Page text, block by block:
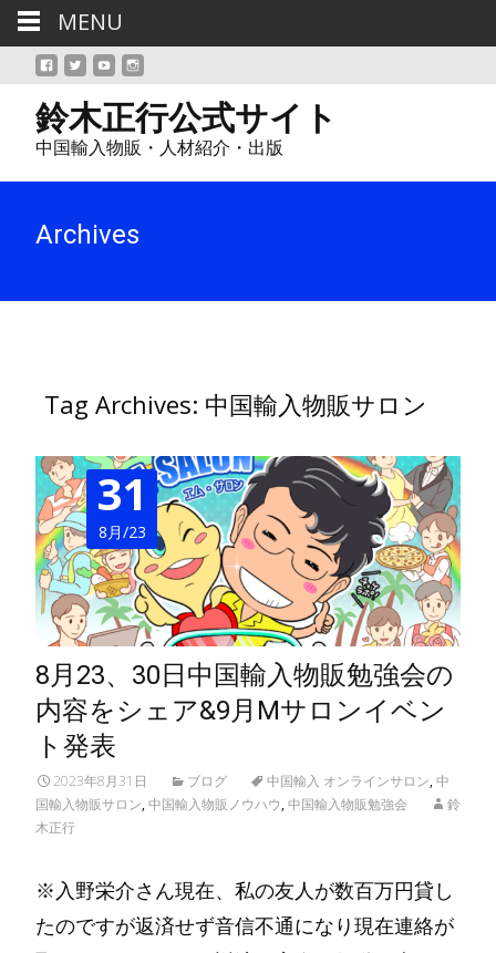
鈴木正行公式サイト
中国輸入物販・人材紹介・出版
Archives
Tag Archives: 中国輸入物販サロン
31
8月/23
8月23、30日中国輸入物販勉強会の
内容をシェア&9月Mサロンイベン
ト発表
2023年8月31日 ブログ 中国輸入 オンラインサロン,中
国輸入物販サロン,中国輸入物販ノウハウ,中国輸入物販勉強会
鈴
木正行
※入野栄介さん現在、私の友人が数百万円貸し
たのですが返済せず音信不通になり現在連絡が
MENU